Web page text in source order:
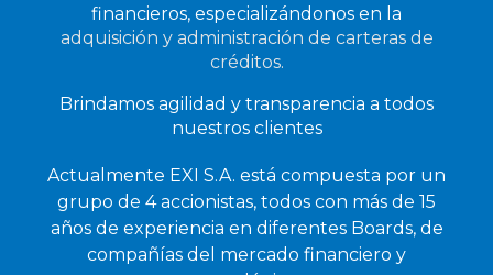
financieros, especializándonos en la
adquisición y administración de carteras de
créditos.
Brindamos agilidad y transparencia a todos
nuestros clientes
Actualmente EXI S.A. está compuesta por un
grupo de 4 accionistas, todos con más de 15
años de experiencia en diferentes Boards, de
compañías del mercado financiero y